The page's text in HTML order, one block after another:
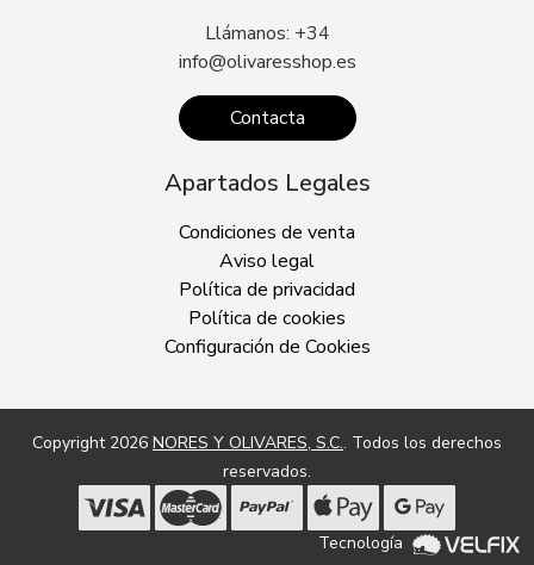
Llámanos: +34
info@olivaresshop.es
Contacta
Apartados Legales
Condiciones de venta
Aviso legal
Política de privacidad
Política de cookies
Configuración de Cookies
Copyright 2026 NORES Y OLIVARES, S.C.. Todos los derechos
reservados.
Tecnología